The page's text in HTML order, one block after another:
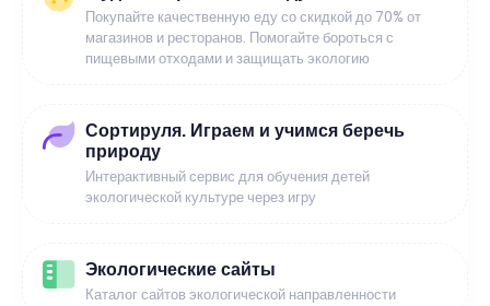
Покупайте качественную еду со скидкой до 70% от
магазинов и ресторанов. Помогайте бороться с
пищевыми отходами и защищать экологию
Сортируля. Играем и учимся беречь
природу
Интерактивный сервис для обучения детей
экологической культуре через игру
Экологические сайты
Каталог сайтов экологической направленности